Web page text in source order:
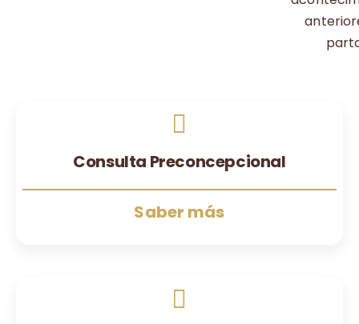
Consulta Preconcepcional
Saber más